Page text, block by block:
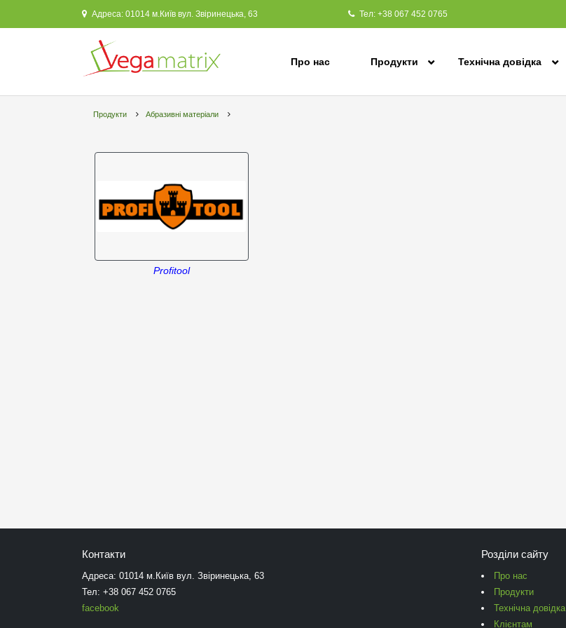
Адреса: 01014 м.Київ вул. Звіринецька, 63 Тел: +38 067 452 0765
Про нас Продукти Технічна довідка
Продукти Абразивні матеріали
Profitool
Контакти
Адреса: 01014 м.Київ вул. Звіринецька, 63
Тел: +38 067 452 0765
facebook
Розділи сайту
Про нас
Продукти
Технічна довідка
Клієнтам